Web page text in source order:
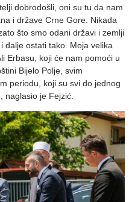
dobrodošli, oni su tu da nam
i države Crne Gore. Nikada
što smo odani državi i zemlji
dalje ostati tako. Moja velika
Erbasu, koji će nam pomoći u
Bijelo Polje, svim
periodu, koji su svi do jednog
naglasio je Fejzić.